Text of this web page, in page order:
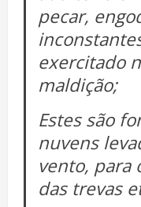
pecar,
exercitado
maldição;
Estes são
nuvens
vento, para
das trevas